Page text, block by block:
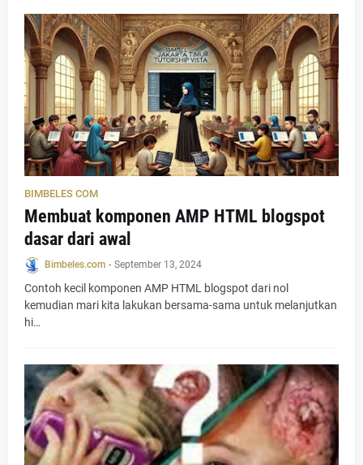
BIMBELES COM
Membuat komponen AMP HTML blogspot
dasar dari awal
Bimbeles.com - September 13, 2024
Contoh kecil komponen AMP HTML blogspot dari nol
kemudian mari kita lakukan bersama-sama untuk melanjutkan
hi…